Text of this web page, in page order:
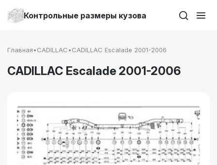
Контрольные размеры кузова
Главная•CADILLAC•CADILLAC Escalade 2001-2006
CADILLAC Escalade 2001-2006